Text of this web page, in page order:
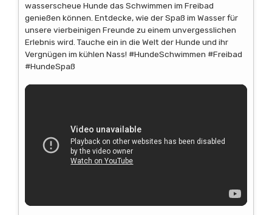
wasserscheue Hunde das Schwimmen im Freibad
genießen können. Entdecke, wie der Spaß im Wasser für
unsere vierbeinigen Freunde zu einem unvergesslichen
Erlebnis wird. Tauche ein in die Welt der Hunde und ihr
Vergnügen im kühlen Nass! #HundeSchwimmen #Freibad
#HundeSpaß